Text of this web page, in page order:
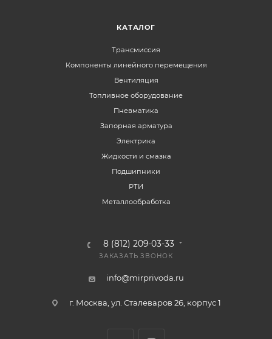
КАТАЛОГ
Трансмиссия
Компоненты линейного перемещения
Вентиляция
Топливное оборудование
Пневматика
Запорная арматура
Электрика
Жидкости и смазка
Подшипники
РТИ
Металлообработка
8 (812) 209-03-33
ЗАКАЗАТЬ ЗВОНОК
info@mirprivoda.ru
г. Москва, ул. Сталеваров 26, корпус 1